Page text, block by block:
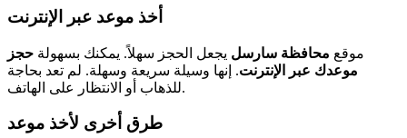
أخذ موعد عبر الإنترنت
موقع محافظة سارسل يجعل الحجز سهلاً. يمكنك بسهولة حجز
موعدك عبر الإنترنت. إنها وسيلة سريعة وسهلة. لم تعد بحاجة
للذهاب أو الانتظار على الهاتف.
طرق أخرى لأخذ موعد